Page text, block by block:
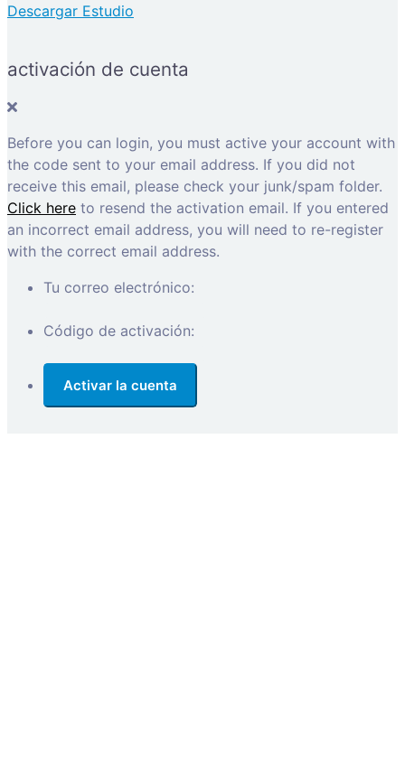
Descargar Estudio
activación de cuenta
Before you can login, you must active your account with
the code sent to your email address. If you did not
receive this email, please check your junk/spam folder.
Click here to resend the activation email. If you entered
an incorrect email address, you will need to re-register
with the correct email address.
Tu correo electrónico:
Código de activación: